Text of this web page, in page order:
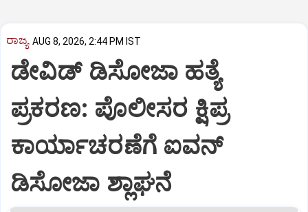
ರಾಜ್ಯ AUG 8, 2026, 2:44 PM IST
ಡೇವಿಡ್ ಡಿಸೋಜಾ ಹತ್ಯೆ
ಪ್ರಕರಣ: ಪೊಲೀಸರ ಕ್ಷಿಪ್ರ
ಕಾರ್ಯಾಚರಣೆಗೆ ಐವನ್
ಡಿಸೋಜಾ ಶ್ಲಾಘನೆ